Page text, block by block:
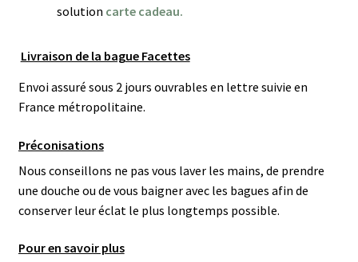
solution carte cadeau.
Livraison de la bague Facettes
Envoi assuré sous 2 jours ouvrables en lettre suivie en
France métropolitaine.
Préconisations
Nous conseillons ne pas vous laver les mains, de prendre
une douche ou de vous baigner avec les bagues afin de
conserver leur éclat le plus longtemps possible.
Pour en savoir plus